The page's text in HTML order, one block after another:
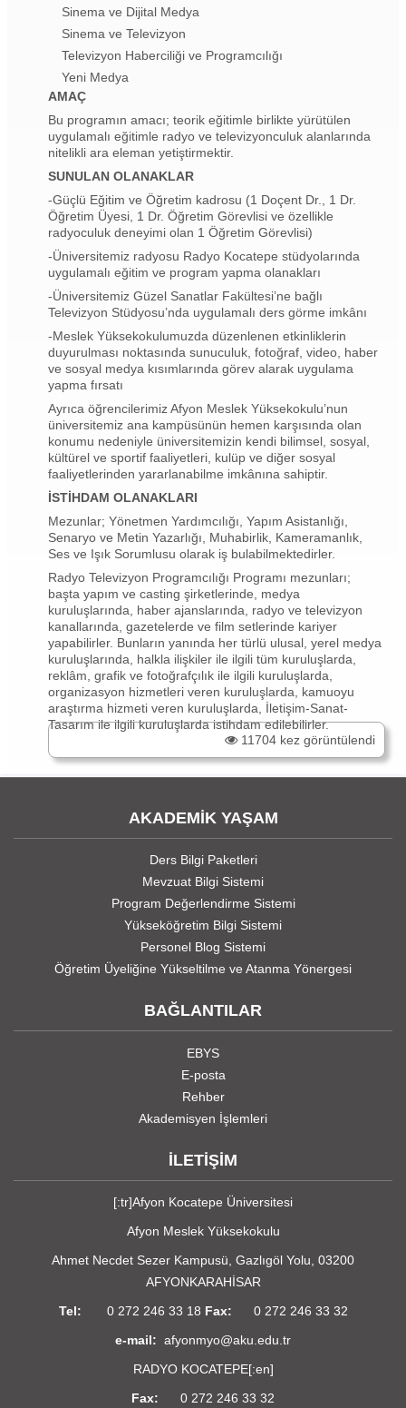
Sinema ve Dijital Medya
Sinema ve Televizyon
Televizyon Haberciliği ve Programcılığı
Yeni Medya
AMAÇ
Bu programın amacı; teorik eğitimle birlikte yürütülen
uygulamalı eğitimle radyo ve televizyonculuk alanlarında
nitelikli ara eleman yetiştirmektir.
SUNULAN OLANAKLAR
-Güçlü Eğitim ve Öğretim kadrosu (1 Doçent Dr., 1 Dr.
Öğretim Üyesi, 1 Dr. Öğretim Görevlisi ve özellikle
radyoculuk deneyimi olan 1 Öğretim Görevlisi)
-Üniversitemiz radyosu Radyo Kocatepe stüdyolarında
uygulamalı eğitim ve program yapma olanakları
-Üniversitemiz Güzel Sanatlar Fakültesi’ne bağlı
Televizyon Stüdyosu’nda uygulamalı ders görme imkânı
-Meslek Yüksekokulumuzda düzenlenen etkinliklerin
duyurulması noktasında sunuculuk, fotoğraf, video, haber
ve sosyal medya kısımlarında görev alarak uygulama
yapma fırsatı
Ayrıca öğrencilerimiz Afyon Meslek Yüksekokulu’nun
üniversitemiz ana kampüsünün hemen karşısında olan
konumu nedeniyle üniversitemizin kendi bilimsel, sosyal,
kültürel ve sportif faaliyetleri, kulüp ve diğer sosyal
faaliyetlerinden yararlanabilme imkânına sahiptir.
İSTİHDAM OLANAKLARI
Mezunlar; Yönetmen Yardımcılığı, Yapım Asistanlığı,
Senaryo ve Metin Yazarlığı, Muhabirlik, Kameramanlık,
Ses ve Işık Sorumlusu olarak iş bulabilmektedirler.
Radyo Televizyon Programcılığı Programı mezunları;
başta yapım ve casting şirketlerinde, medya
kuruluşlarında, haber ajanslarında, radyo ve televizyon
kanallarında, gazetelerde ve film setlerinde kariyer
yapabilirler. Bunların yanında her türlü ulusal, yerel medya
kuruluşlarında, halkla ilişkiler ile ilgili tüm kuruluşlarda,
reklâm, grafik ve fotoğrafçılık ile ilgili kuruluşlarda,
organizasyon hizmetleri veren kuruluşlarda, kamuoyu
araştırma hizmeti veren kuruluşlarda, İletişim-Sanat-
Tasarım ile ilgili kuruluşlarda istihdam edilebilirler.
11704 kez görüntülendi
AKADEMİK YAŞAM
Ders Bilgi Paketleri
Mevzuat Bilgi Sistemi
Program Değerlendirme Sistemi
Yükseköğretim Bilgi Sistemi
Personel Blog Sistemi
Öğretim Üyeliğine Yükseltilme ve Atanma Yönergesi
BAĞLANTILAR
EBYS
E-posta
Rehber
Akademisyen İşlemleri
İLETİŞİM
[:tr]Afyon Kocatepe Üniversitesi
Afyon Meslek Yüksekokulu
Ahmet Necdet Sezer Kampusü, Gazlıgöl Yolu, 03200
AFYONKARAHİSAR
Tel: 0 272 246 33 18 Fax: 0 272 246 33 32
e-mail: afyonmyo@aku.edu.tr
RADYO KOCATEPE[:en]
Fax: 0 272 246 33 32